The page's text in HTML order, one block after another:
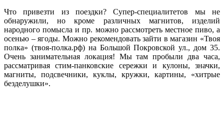
Что привезти из поездки? Супер-специалитетов мы не
обнаружили, но кроме различных магнитов, изделий
народного помысла и пр. можно рассмотреть местное пиво, а
осенью – ягоды. Можно рекомендовать зайти в магазин «Твоя
полка» (твоя-полка.рф) на Большой Покровской ул., дом 35.
Очень занимательная локация! Мы там пробыли два часа,
рассматривая стим-панковские сережки и кулоны, значки,
магниты, подсвечники, куклы, кружки, картины, «хитрые
безделушки».